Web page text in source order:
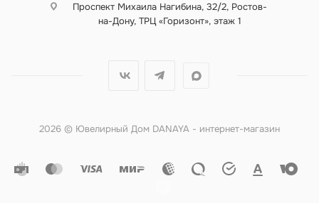
Проспект Михаила Нагибина, 32/2, Ростов-
на-Дону, ТРЦ «Горизонт», этаж 1
2026 © Ювелирный Дом DANAYA - интернет-магазин